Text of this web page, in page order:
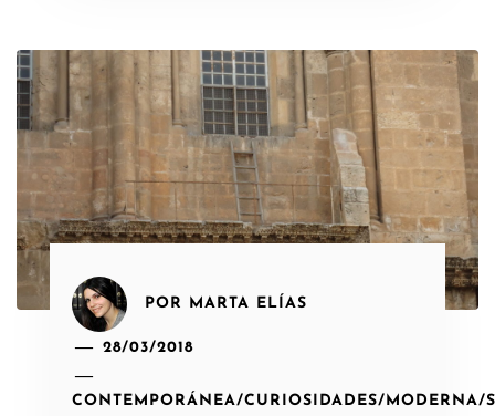
POR MARTA ELÍAS
28/03/2018
CONTEMPORÁNEA/CURIOSIDADES/MODERNA/